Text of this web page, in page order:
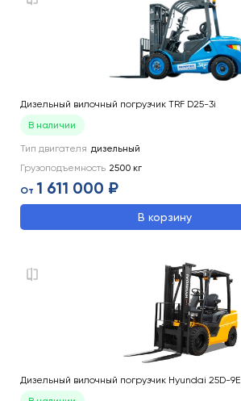
Дизельный вилочный погрузчик TRF D25-3i
В наличии
Тип двигателя дизельный
Грузоподъемность 2500 кг
От 1 611 000 ₽
В корзину
Дизельный вилочный погрузчик Hyundai 25D-9E